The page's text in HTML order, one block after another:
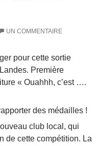
UN COMMENTAIRE
pour cette sortie
Première
« Ouahhh, c’est ….
club local, qui
de cette compétition. La